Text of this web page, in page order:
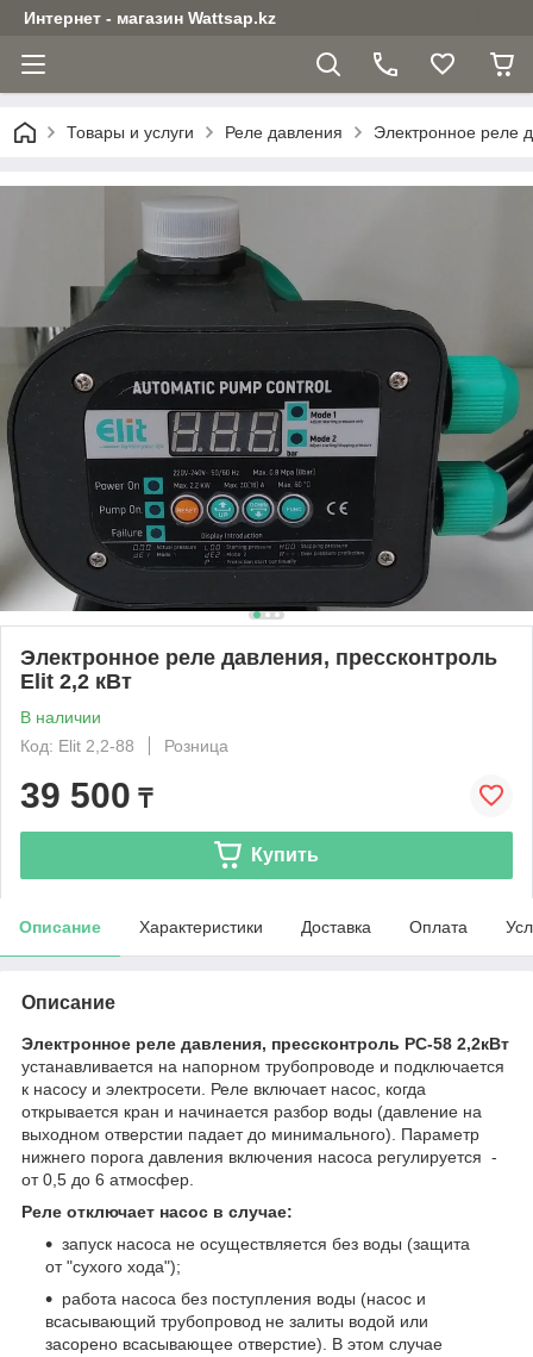
Интернет - магазин Wattsap.kz
Товары и услуги Реле давления Электронное реле
Электронное реле давления, прессконтроль
Elit 2,2 кВт
В наличии
Код: Elit 2,2-88
Розница
39 500 ₸
Купить
Описание Характеристики Доставка Оплата
Описание
Электронное реле давления, прессконтроль PC-58 2,2кВт
устанавливается на напорном трубопроводе и подключается
к насосу и электросети. Реле включает насос, когда
открывается кран и начинается разбор воды (давление на
выходном отверстии падает до минимального). Параметр
нижнего порога давления включения насоса регулируется -
от 0,5 до 6 атмосфер.
Реле отключает насос в случае:
запуск насоса не осуществляется без воды (защита
от "сухого хода");
работа насоса без поступления воды (насос и
всасывающий трубопровод не залиты водой или
засорено всасывающее отверстие). В этом случае